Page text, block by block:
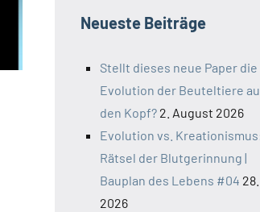
Neueste Beiträge
Stellt dieses neue Paper die
Evolution der Beuteltiere
den Kopf? 2. August 2026
Evolution vs.
Rätsel der Blutgerinnung |
Bauplan des Lebens #04
2026